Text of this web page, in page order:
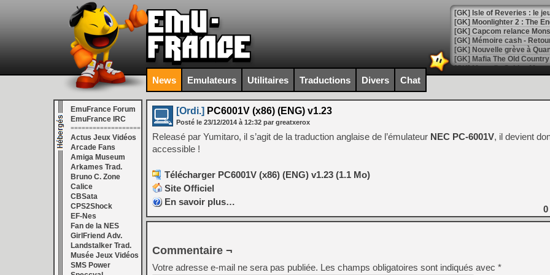
[GK] Isle of Reveries : le
[GK] Moonlighter 2 : The
[GK] Capcom relance
[Mo5] Deux inédits du
[GK] Le beat'em up The
[GK] Endless Legend 2 :
[LS] [PS5] Le WebKit
[GK] Oubliez Crazy Taxi,
[LS] [Switch] NSZ 5.0.0
[GK] No More Room in
[GK] Un chatbot Atelier
[GK] Mémoire cash -
[GK] Nvidia : le prix des
[GK] Suikoden Star Leap :
News Emulateurs Utilitaires Traductions Divers Chat
EmuFrance Forum
EmuFrance IRC
===================
Actus Jeux Vidéos
Arcade Fans
Amiga Museum
Arkames Trad.
Bruno C. Zone
Calice
CBSata
CPS2Shock
EF-Nes
Fan de la NES
GirlFriend Adv.
Landstalker Trad.
Musée Jeux Vidéos
SMS Power
[Ordi.] PC6001V (x86) (ENG) v1.23
Posté le 23/12/2014 à 12:32 par greatxerox
Releasé par Yumitaro, il s’agit de la traduction anglaise de l’émulateur NEC PC-6001V, il devient
accessible !
Télécharger PC6001V (x86) (ENG) v1.23 (1.1 Mo)
Site Officiel
En savoir plus…
0
Commentaire ¬
Votre adresse e-mail ne sera pas publiée. Les champs obligatoires sont indiqués avec *